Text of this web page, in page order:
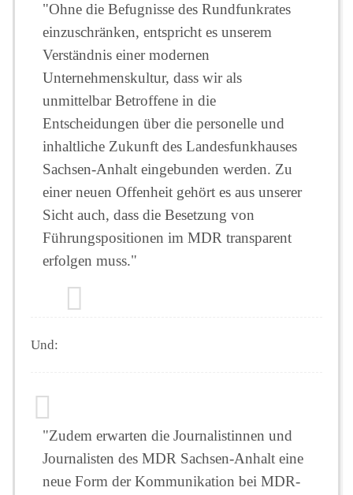
"Ohne die Befugnisse des Rundfunkrates
einzuschränken, entspricht es unserem
Verständnis einer modernen
Unternehmenskultur, dass wir als
unmittelbar Betroffene in die
Entscheidungen über die personelle und
inhaltliche Zukunft des Landesfunkhauses
Sachsen-Anhalt eingebunden werden. Zu
einer neuen Offenheit gehört es aus unserer
Sicht auch, dass die Besetzung von
Führungspositionen im MDR transparent
erfolgen muss."
Und:
"Zudem erwarten die Journalistinnen und
Journalisten des MDR Sachsen-Anhalt eine
neue Form der Kommunikation bei MDR-